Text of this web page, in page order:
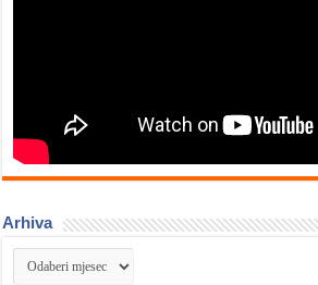
Arhiva
Arhiva